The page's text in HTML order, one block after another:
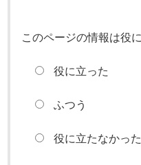
このページの情報は役
役に立った
ふつう
役に立たなかった